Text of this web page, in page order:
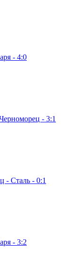
- 4:0
- 3:1
- Сталь - 0:1
- 3:2